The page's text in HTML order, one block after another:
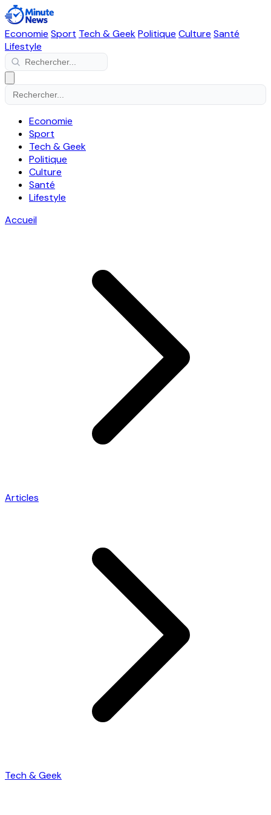
Economie Sport Tech & GeekPolitique Culture Santé
Lifestyle
Economie
Sport
Tech & Geek
Politique
Culture
Santé
Lifestyle
Accueil
Articles
Tech & Geek